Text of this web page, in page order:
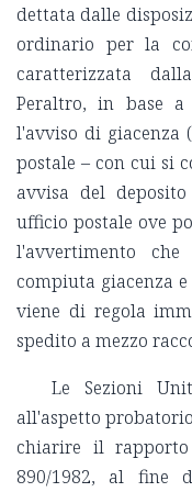
dettata dalle
ordinario per la
caratterizzata
Peraltro, in base
l'avviso di giacenza
postale – con cui si
avvisa del
ufficio postale ove
l'avvertimento
compiuta giacenza
viene di regola
spedito a mezzo
Le Sezioni
all'aspetto
chiarire il
890/1982, al fine